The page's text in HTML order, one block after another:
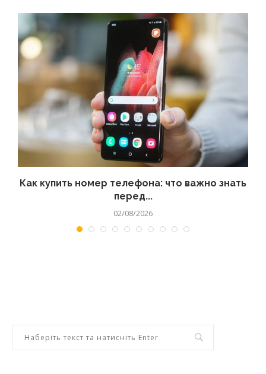
Как купить номер телефона: что важно знать
перед...
02/08/2026